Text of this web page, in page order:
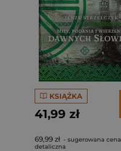
KSIĄŻKA
41,99 zł
69,99 zł - sugerowana cena
detaliczna